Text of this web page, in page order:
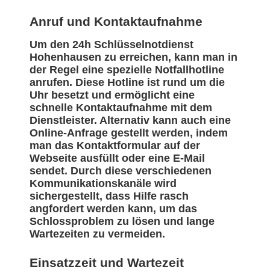
Anruf und Kontaktaufnahme
Um den 24h Schlüsselnotdienst
Hohenhausen zu erreichen, kann man in
der Regel eine spezielle Notfallhotline
anrufen. Diese Hotline ist rund um die
Uhr besetzt und ermöglicht eine
schnelle Kontaktaufnahme mit dem
Dienstleister. Alternativ kann auch eine
Online-Anfrage gestellt werden, indem
man das Kontaktformular auf der
Webseite ausfüllt oder eine E-Mail
sendet. Durch diese verschiedenen
Kommunikationskanäle wird
sichergestellt, dass Hilfe rasch
angfordert werden kann, um das
Schlossproblem zu lösen und lange
Wartezeiten zu vermeiden.
Einsatzzeit und Wartezeit